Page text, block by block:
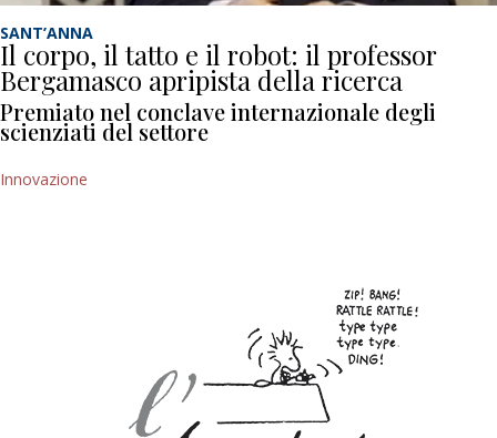
SANT’ANNA
Il corpo, il tatto e il robot: il professor
Bergamasco apripista della ricerca
Premiato nel conclave internazionale degli
scienziati del settore
Innovazione